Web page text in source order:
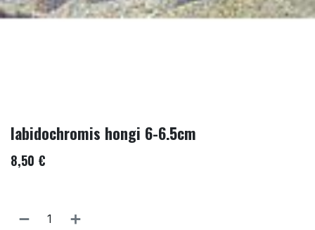
labidochromis hongi 6-6.5cm
8,50 €